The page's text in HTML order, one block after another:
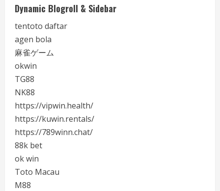
Dynamic Blogroll & Sidebar
tentoto daftar
agen bola
麻雀ゲーム
okwin
TG88
NK88
https://vipwin.health/
https://kuwin.rentals/
https://789winn.chat/
88k bet
ok win
Toto Macau
M88